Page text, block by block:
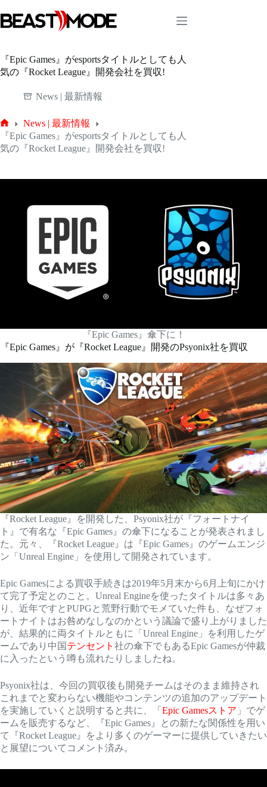
ン
テ
ツ
へ
プ
『Epic Games』がesportsタイトルとしても人
気の『Rocket League』開発会社を買収!
News | 最新情報
ホ
ー
News | 最新情報
『Epic Games』がesportsタイトルとしても人
気の『Rocket League』開発会社を買収!
『Epic Games』傘下に！
『Epic Games』が『Rocket League』開発のPsyonix社を買収
『Rocket League』を開発した、Psyonix社が『フォートナイ
ト』で有名な『Epic Games』の傘下になることが発表されまし
た。元々、『Rocket League』は『Epic Games』のゲームエンジ
ン「Unreal Engine」を使用して開発されています。
Epic Gamesによる買収手続きは2019年5月末から6月上旬にかけ
て完了予定とのこと。Unreal Engineを使ったタイトルは多々あ
り、近年ですとPUPGと荒野行動でモメていた件も、なぜフォ
ートナイトはお咎めなしなのかという議論で盛り上がりました
が、結果的に両タイトルともに「Unreal Engine」を利用したゲ
ームであり中国 テンセント 社の傘下でもあるEpic Gamesが仲裁
に入ったという噂も流れたりしましたね。
Psyonix社は、今回の買収後も開発チームはそのまま維持され
これまでと変わらない機能やコンテンツの追加のアップデート
を実施していくと説明すると共に、「 Epic Gamesストア 」でゲ
ームを販売するなど、『Epic Games』との新たな関係性を用い
て『Rocket League』をより多くのゲーマーに提供していきたい
と展望についてコメント済み。